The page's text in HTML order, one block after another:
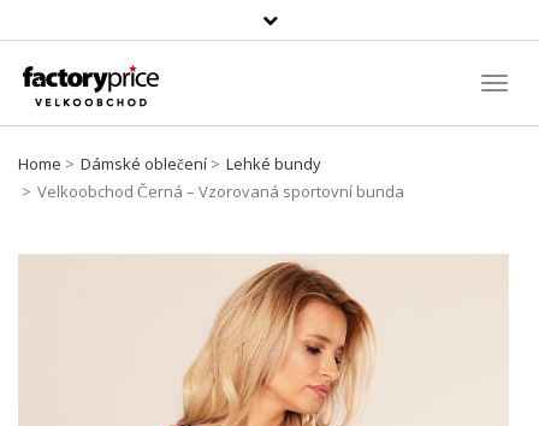
Vyhledávání
Home Dámské oblečení
Lehké bundy
Velkoobchod Černá – Vzorovaná sportovní bunda